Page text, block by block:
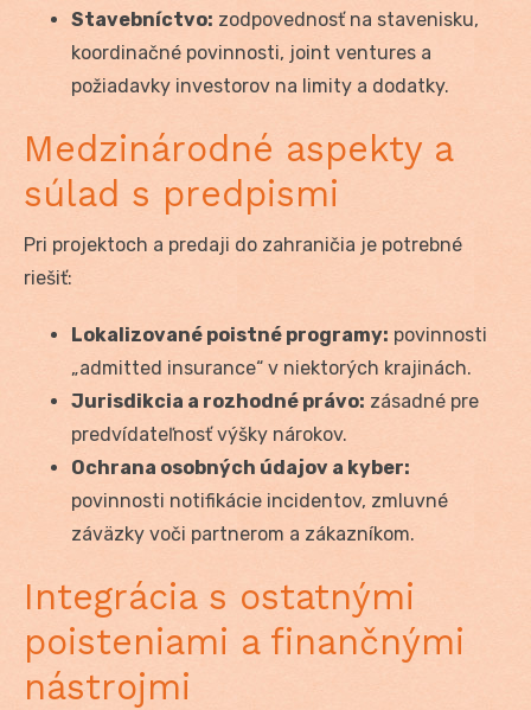
Stavebníctvo: zodpovednosť na stavenisku,
koordinačné povinnosti, joint ventures a
požiadavky investorov na limity a dodatky.
Medzinárodné aspekty a
súlad s predpismi
Pri projektoch a predaji do zahraničia je potrebné
riešiť:
Lokalizované poistné programy: povinnosti
„admitted insurance“ v niektorých krajinách.
Jurisdikcia a rozhodné právo: zásadné pre
predvídateľnosť výšky nárokov.
Ochrana osobných údajov a kyber:
povinnosti notifikácie incidentov, zmluvné
záväzky voči partnerom a zákazníkom.
Integrácia s ostatnými
poisteniami a finančnými
nástrojmi